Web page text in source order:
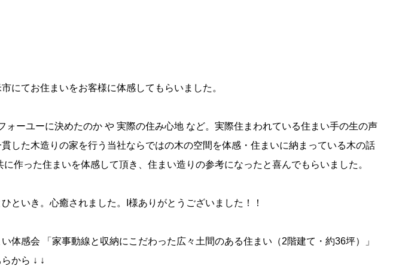
にてお住まいをお客様に体感してもらいました。
ーユーに決めたのか や 実際の住み心地 など。実際住まわれている住まい手の生の声
した木造りの家を行う当社ならではの木の空間を体感・住まいに納まっている木の話
作った住まいを体感して頂き、住まい造りの参考になったと喜んでもらいました。
といき。心癒されました。I様ありがとうございました！！
体感会 「家事動線と収納にこだわった広々土間のある住まい（2階建て・約36坪）」
から ↓ ↓